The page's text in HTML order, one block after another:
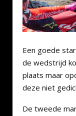
Een goede
de wedstrijd
plaats maar
deze niet
De tweede